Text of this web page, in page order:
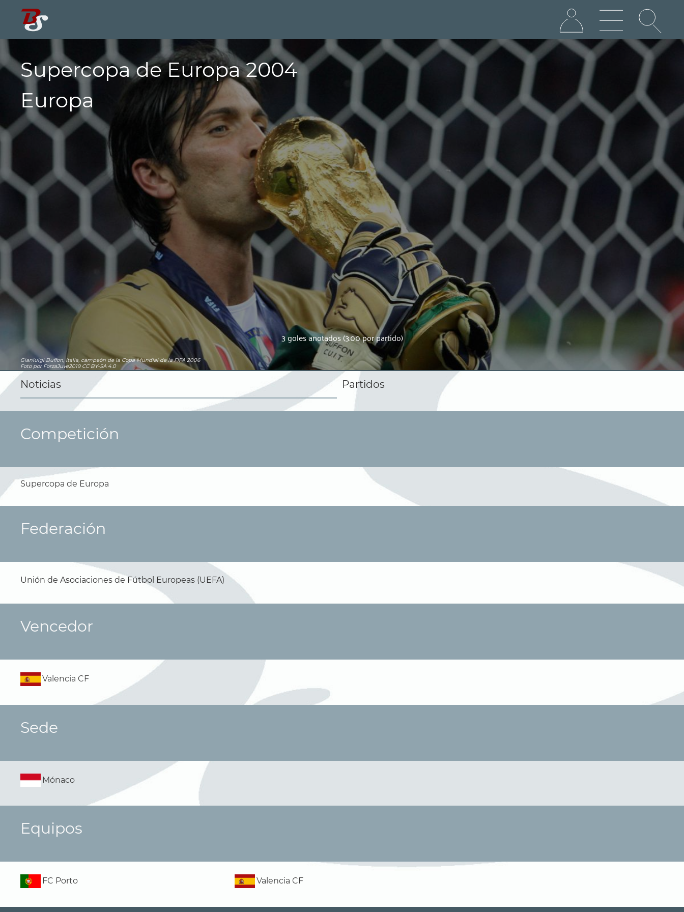
Supercopa de Europa 2004
Europa
3 goles anotados (3.00 por partido)
Gianluigi Buffon, Italia, campeón de la Copa Mundial de la FIFA 2006
Foto por ForzaJuve2019 CC BY-SA 4.0
Noticias Partidos
Competición
Supercopa de Europa
Federación
Unión de Asociaciones de Fútbol Europeas (UEFA)
Vencedor
Valencia CF
Sede
Mónaco
Equipos
FC Porto Valencia CF